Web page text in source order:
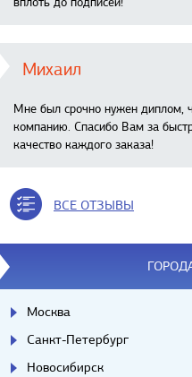
Михаил
Мне был срочно нужен диплом,
компанию. Спасибо Вам за
качество каждого заказа!
ВСЕ ОТЗЫВЫ
Москва
Санкт-Петербург
Новосибирск